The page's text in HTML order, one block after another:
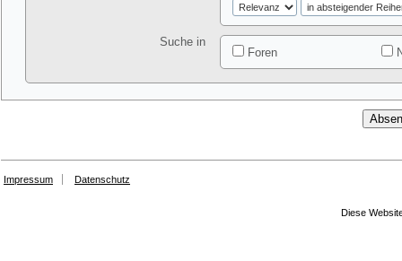
Suche in
Foren
Impressum Datenschutz
Diese